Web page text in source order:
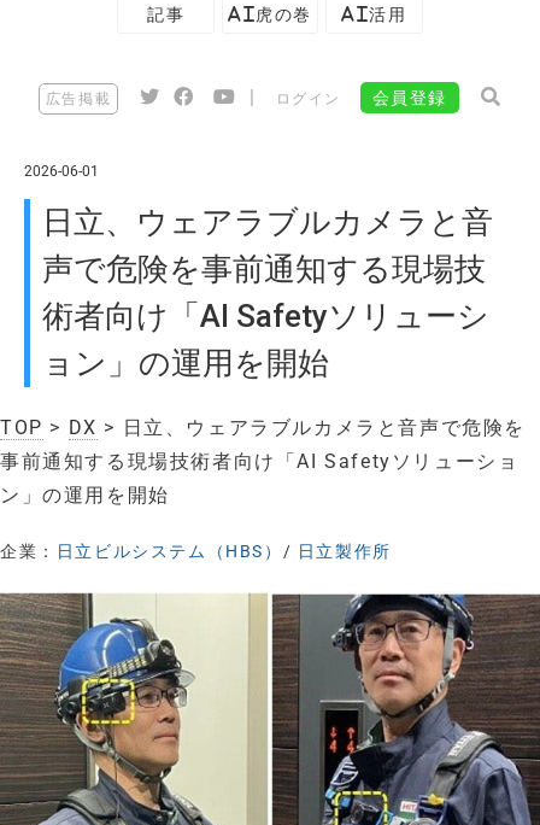
記事 AI虎の巻 AI活用
広告掲載 ログイン 会員登録
2026-06-01
日立、ウェアラブルカメラと音
声で危険を事前通知する現場技
術者向け「AI Safetyソリューシ
ョン」の運用を開始
TOP > DX > 日立、ウェアラブルカメラと音声で危険を
事前通知する現場技術者向け「AI Safetyソリューショ
ン」の運用を開始
企業： 日立ビルシステム（HBS） / 日立製作所